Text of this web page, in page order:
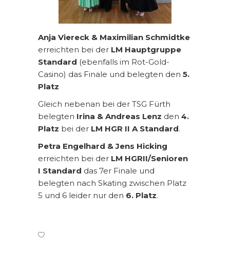
Anja Viereck & Maximilian Schmidtke
erreichten bei der LM Hauptgruppe
Standard (ebenfalls im Rot-Gold-
Casino) das Finale und belegten den 5.
Platz
Gleich nebenan bei der TSG Fürth
belegten Irina & Andreas Lenz den 4.
Platz bei der LM HGR II A Standard.
Petra Engelhard & Jens Hicking
erreichten bei der LM HGRII/Senioren
I Standard das 7er Finale und
belegten nach Skating zwischen Platz
5 und 6 leider nur den 6. Platz.